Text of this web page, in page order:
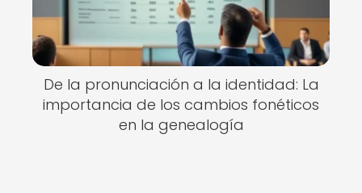
De la pronunciación a la identidad: La
importancia de los cambios fonéticos
en la genealogía